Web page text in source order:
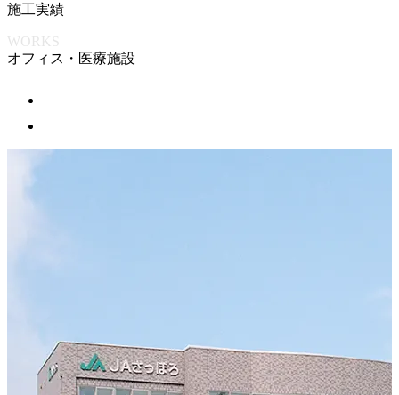
施工実績
WORKS
オフィス・医療施設